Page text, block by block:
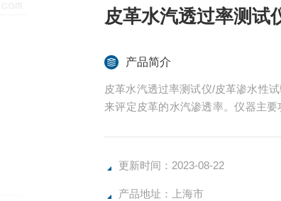
皮革水汽透过率测试
产品简介
皮革水汽透过率测试仪/皮革渗水性
来评定皮革的水汽渗透率。仪器主
更新时间：2023-08-22
产品地址：上海市